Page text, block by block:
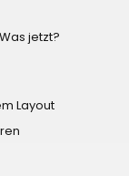
jetzt?
Layout